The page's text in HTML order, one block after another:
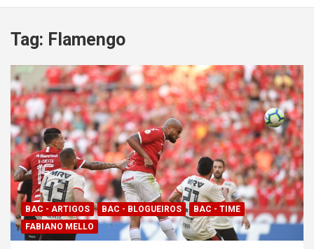
Tag: Flamengo
BAC - ARTIGOS BAC - BLOGUEIROS
BAC - TIME
FABIANO MELLO